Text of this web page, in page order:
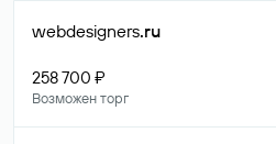
webdesigners.ru
258 700 ₽
Возможен торг